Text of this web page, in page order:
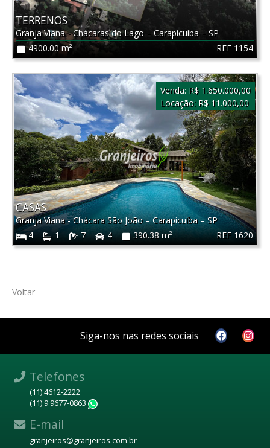
REF 1154
TERRENOS
Granja Viana - Chácaras do Lago – Carapicuíba – SP
4900.00 m²
REF 1620
CASAS
Granja Viana - Chácara São João–Carapicuíba–SP
4
1 7 4 390.38 m²
Venda: R$ 1.650.000,00
Locação: R$ 11.000,00
Voltar
Siga-nos nas redes sociais
Telefones
(11) 4612-2222
(11) 9 9677-0863
E-mail
granjeiros@granjeiros.com.br